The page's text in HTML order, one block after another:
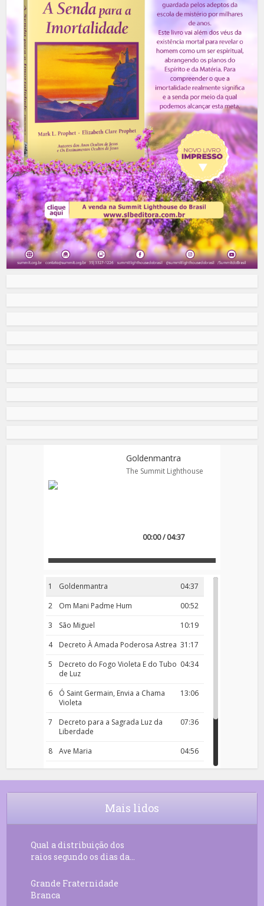
Goldenmantra
The Summit Lighthouse
00:00 / 04:37
1 04:37
Goldenmantra
2
00:52
Om Mani Padme Hum
3
10:19
São Miguel
4
31:17
Decreto À Amada Poderosa Astrea
5
04:34
Decreto do Fogo Violeta E do Tubo
de Luz
6
13:06
Ó Saint Germain, Envia a Chama
Violeta
7
07:36
Decreto para a Sagrada Luz da
Liberdade
8
04:56
Ave Maria
9
18:00
Rosário da Criança
10
04:43
Decreto 50.03 – Diante da Vossa
Mais lidos
Qual a distribuição dos
raios segundo os dias da...
Grande Fraternidade
Branca